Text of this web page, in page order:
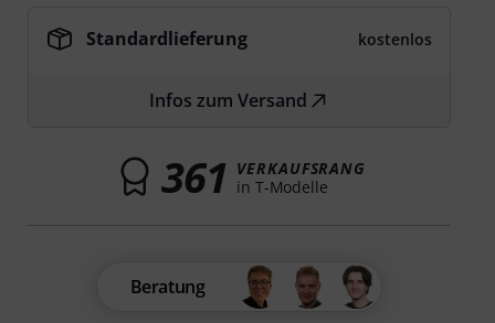
Standardlieferung kostenlos
Infos zum Versand
361 VERKAUFSRANG
in T-Modelle
Beratung